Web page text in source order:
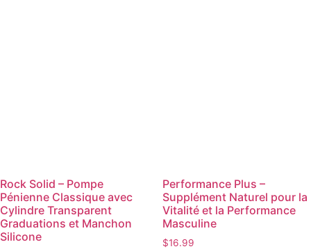
Rock Solid – Pompe
Pénienne Classique avec
Cylindre Transparent
Graduations et Manchon
Silicone
Performance Plus –
Supplément Naturel pour la
Vitalité et la Performance
Masculine
$16.99